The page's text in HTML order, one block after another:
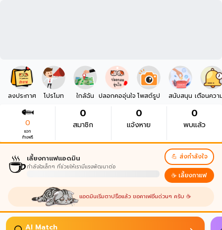
ลงประกาศ โปรโมท ใกล้ฉัน ปลอกคออุ่นใจ โพสต์รูป สนับสนุน เตือนควา
0
แจก
ก้างฟรี
0
สมาชิก
0
แจ้งหาย
0
พบแล้ว
☕เลี้ยงกาแฟแอดมิน
กำลังใจเล็กๆ ที่ช่วยให้เรามีแรงพัฒนาต่อ
💪 ส่งกำลังใจ
☕ เลี้ยงกาแฟ
แอดมินเริ่มตาปรือแล้ว ขอคาเฟอีนด่วนๆ ครับ ☕
AI Match